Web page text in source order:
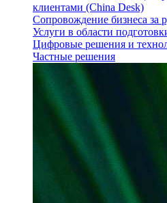
клиентами (China Desk)
Сопровождение бизнеса за
Услуги в области
Цифровые решения и
Частные решения